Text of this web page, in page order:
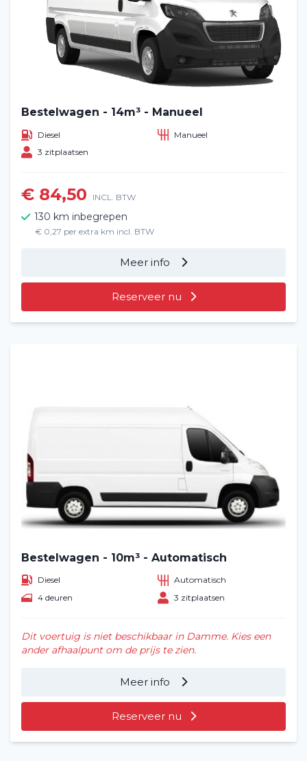
Home
Bestelwagen - 14m³ - Manueel
Diesel
Manueel
3 zitplaatsen
€ 84,50 INCL. BTW
130 km inbegrepen
€ 0,27 per extra km incl. BTW
Meer info
Reserveer nu
Bestelwagen - 10m³ - Automatisch
Diesel
Automatisch
4 deuren
3 zitplaatsen
Dit voertuig is niet beschikbaar in Damme. Kies een
ander afhaalpunt om de prijs te zien.
Meer info
Reserveer nu